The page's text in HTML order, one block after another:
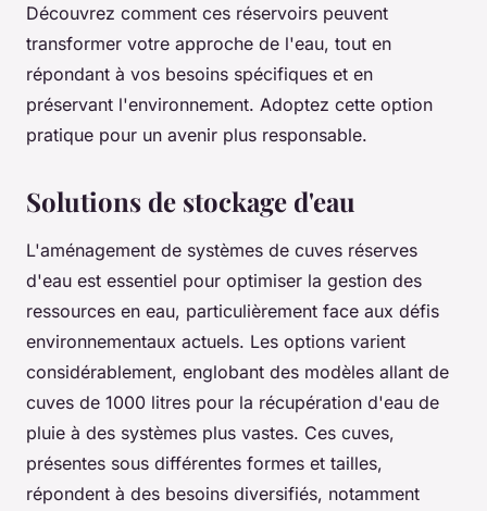
Découvrez comment ces réservoirs peuvent
transformer votre approche de l'eau, tout en
répondant à vos besoins spécifiques et en
préservant l'environnement. Adoptez cette option
pratique pour un avenir plus responsable.
Solutions de stockage d'eau
L'aménagement de systèmes de cuves réserves
d'eau est essentiel pour optimiser la gestion des
ressources en eau, particulièrement face aux défis
environnementaux actuels. Les options varient
considérablement, englobant des modèles allant de
cuves de 1000 litres pour la récupération d'eau de
pluie à des systèmes plus vastes. Ces cuves,
présentes sous différentes formes et tailles,
répondent à des besoins diversifiés, notamment